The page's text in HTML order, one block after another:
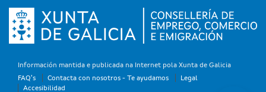
Información mantida e publicada na Internet pola Xunta de Galicia
FAQ's
Contacta con nosotros - Te ayudamos
Legal
Accesibilidad